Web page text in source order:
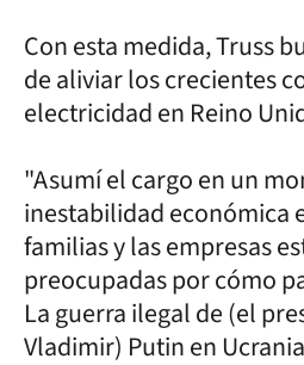
Con esta medida, Truss
de aliviar los crecientes
electricidad en Reino
"Asumí el cargo en un
inestabilidad económica
familias y las empresas
preocupadas por cómo
La guerra ilegal de (el
Vladimir) Putin en